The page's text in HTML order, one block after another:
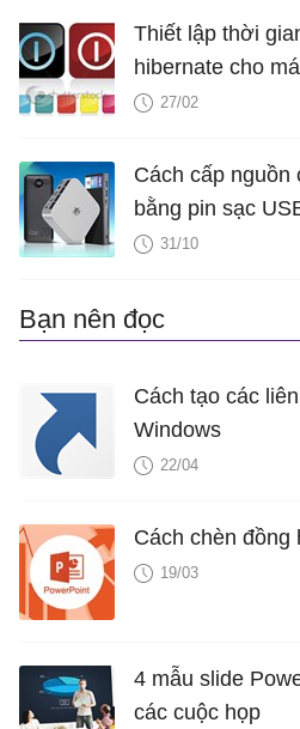
Thiết lập thời
hibernate cho
27/02
Cách cấp
bằng pin sạc
động và linh hoạt
31/10
Bạn nên đọc
Cách tạo các
Windows
22/04
Cách chèn đồng
19/03
4 mẫu slide
các cuộc họp